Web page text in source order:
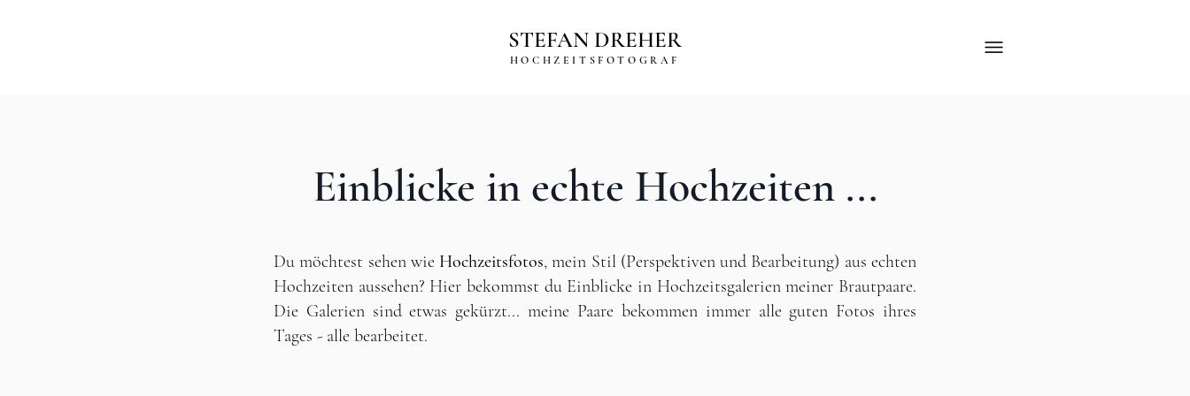
STEFAN DREHER
HOCHZEITSFOTOGRAF
Einblicke in echte Hochzeiten ...
Du möchtest sehen wie Hochzeitsfotos, mein Stil (Perspektiven und Bearbeitung) aus echten
Hochzeiten aussehen? Hier bekommst du Einblicke in Hochzeitsgalerien meiner Brautpaare.
Die Galerien sind etwas gekürzt... meine Paare bekommen immer alle guten Fotos ihres
Tages - alle bearbeitet.